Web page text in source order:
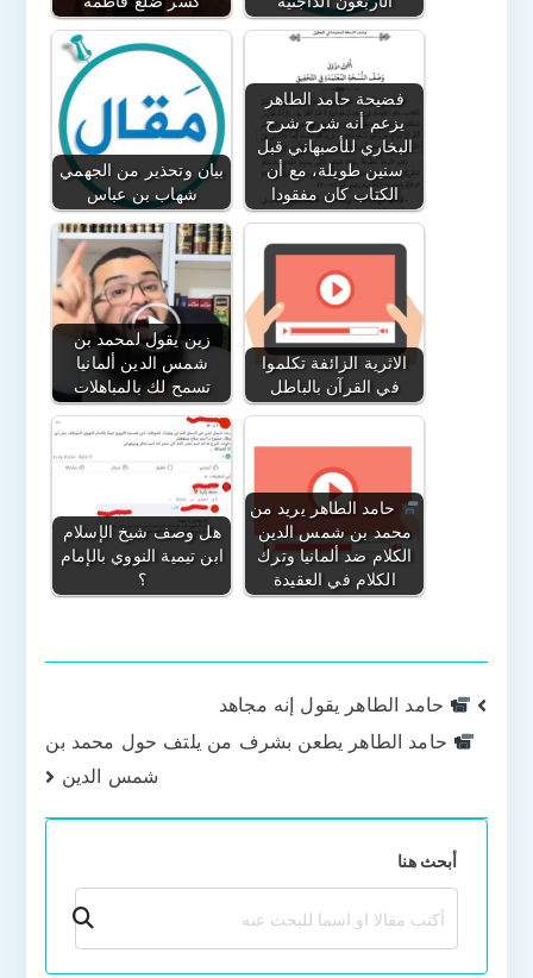
بيان وتحذير من الجهمي
شهاب بن عباس
فضيحة حامد الطاهر
يزعم أنه شرح شرح
البخاري للأصبهاني قبل
سنين طويلة، مع أن
الكتاب كان مفقودا
زين يقول لمحمد بن
شمس الدين ألمانيا
تسمح لك بالمباهلات
الاثرية الزائفة تكلموا
في القرآن بالباطل
هل وصف شيخ الإسلام
ابن تيمية النووي بالإمام
؟
حامد الطاهر يريد من
محمد بن شمس الدين
الكلام ضد ألمانيا وترك
الكلام في العقيدة
تصفّح
المقالات
حامد الطاهر يقول إنه مجاهد
حامد الطاهر يطعن بشرف من يلتف حول محمد بن
شمس الدين
أبحث هنا
بحث